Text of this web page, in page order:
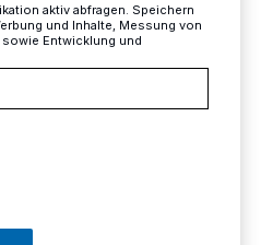
aktiv abfragen. Speichern
und Inhalte, Messung von
Entwicklung und